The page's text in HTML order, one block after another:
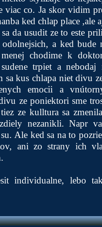
viac co. Ja skor vidim
ked chlap place
da usudit ze to este
a ked bude
chodime k
trpiet a
kus chlapa niet divu
emocii a
ze poniektori sme
ze kulltura sa
nezanikli. Napr
Ale ked sa na to
ani zo strany ich
individualne, lebo